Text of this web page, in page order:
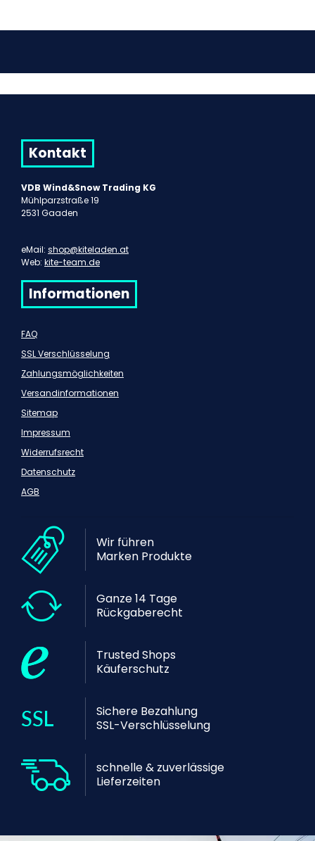
Kontakt
VDB Wind&Snow Trading KG
Mühlparzstraße 19
2531 Gaaden
eMail: shop@kiteladen.at
Web: kite-team.de
Informationen
FAQ
SSL Verschlüsselung
Zahlungsmöglichkeiten
Versandinformationen
Sitemap
Impressum
Widerrufsrecht
Datenschutz
AGB
Wir führen
Marken Produkte
Ganze 14 Tage
Rückgaberecht
Trusted Shops
Käuferschutz
Sichere Bezahlung
SSL-Verschlüsselung
schnelle & zuverlässige
Lieferzeiten